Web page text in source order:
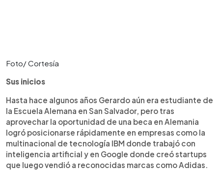
Foto/ Cortesía
Sus inicios
Hasta hace algunos años Gerardo aún era estudiante de
la Escuela Alemana en San Salvador, pero tras
aprovechar la oportunidad de una beca en Alemania
logró posicionarse rápidamente en empresas como la
multinacional de tecnología IBM donde trabajó con
inteligencia artificial y en Google donde creó startups
que luego vendió a reconocidas marcas como Adidas.